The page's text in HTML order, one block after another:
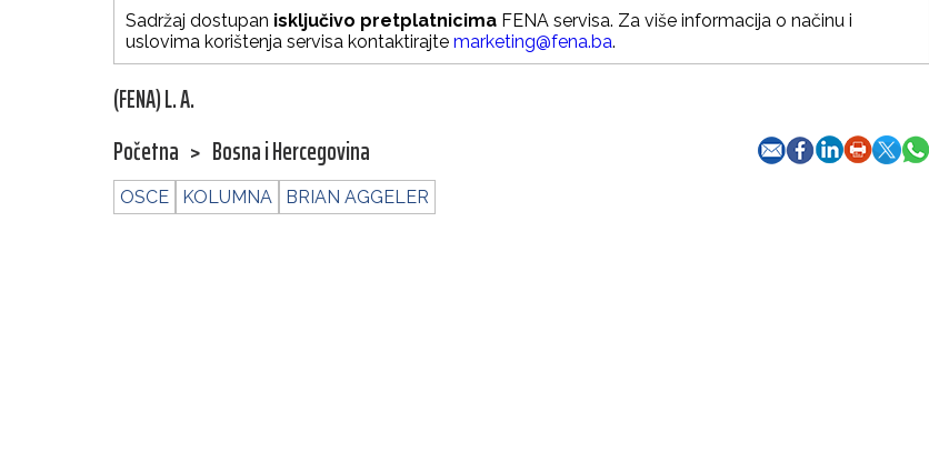
Sadržaj dostupan isključivo pretplatnicima FENA servisa. Za više informacija o načinu i
uslovima korištenja servisa kontaktirajte marketing@fena.ba.
(FENA) L. A.
Početna > Bosna i Hercegovina
OSCE KOLUMNA BRIAN AGGELER